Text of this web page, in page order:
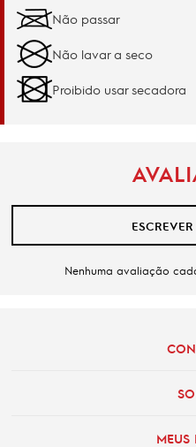
Não passar
Não lavar a seco
Proibido usar secadora
Nenhuma avaliação
MEUS